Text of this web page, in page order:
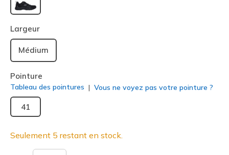
sélectionné
Largeur
Médium
Pointure
Tableau des pointures Vous ne voyez pas votre pointure ?
41
Seulement 5 restant en stock.